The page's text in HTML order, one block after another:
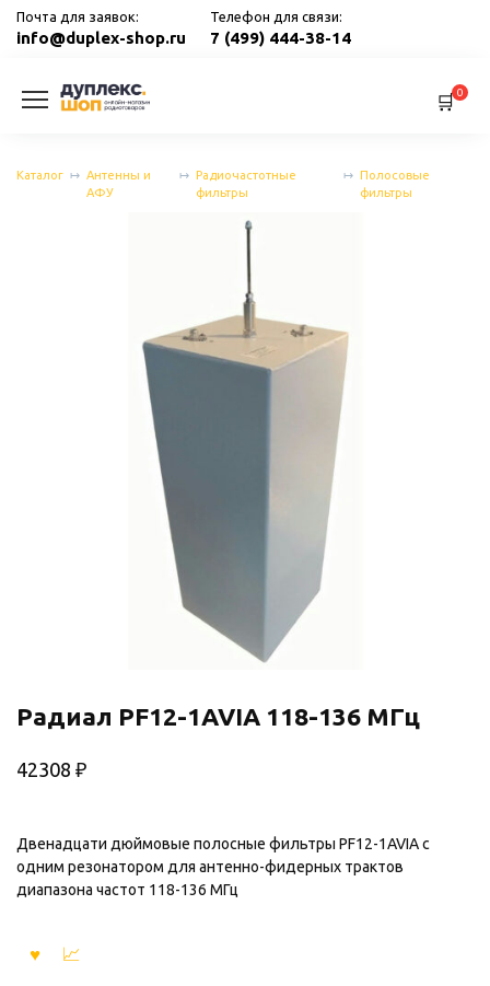
Перейти
Почта для заявок:
info@duplex-shop.ru
Телефон для связи:
7 (499) 444-38-14
0
Каталог
Антенны и
АФУ
Радиочастотные
фильтры
Полосовые
фильтры
Радиал PF12-1AVIA 118-136 МГц
42308 ₽
Двенадцати дюймовые полосные фильтры PF12-1AVIA с
одним резонатором для антенно-фидерных трактов
диапазона частот 118-136 МГц